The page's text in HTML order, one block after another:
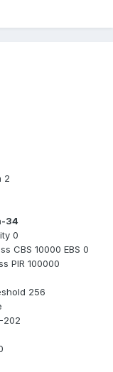
2
34
0
CBS 10000 EBS 0
PIR 100000
256
202